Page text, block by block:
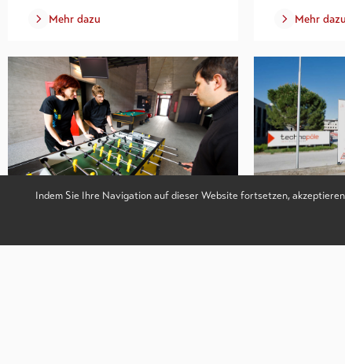
Mehr dazu Mehr dazu
Indem Sie Ihre Navigation auf dieser Website fortsetzen,